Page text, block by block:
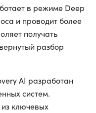
в режиме Deep
и проводит более
получать
разбор
AI разработан
систем.
ключевых